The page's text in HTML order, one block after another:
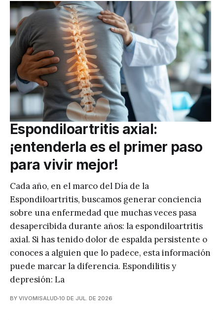
Espondiloartritis axial:
¡entenderla es el primer paso
para vivir mejor!
Cada año, en el marco del Día de la
Espondiloartritis, buscamos generar conciencia
sobre una enfermedad que muchas veces pasa
desapercibida durante años: la espondiloartritis
axial. Si has tenido dolor de espalda persistente o
conoces a alguien que lo padece, esta información
puede marcar la diferencia. Espondilitis y
depresión: La
BY VIVOMISALUD 10 DE JUL. DE 2026